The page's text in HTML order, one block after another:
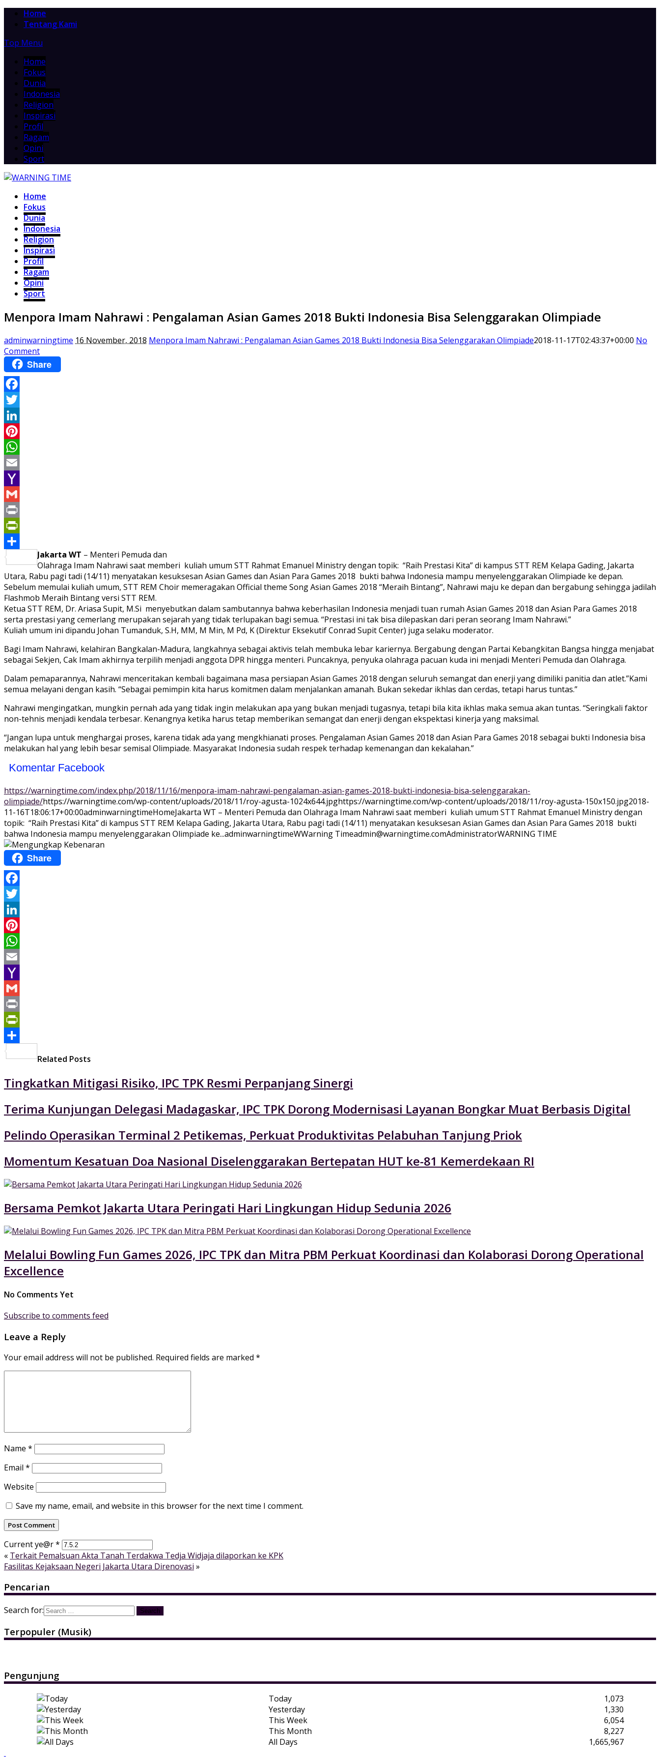
Home
Tentang Kami
Top Menu
Home
Fokus
Dunia
Indonesia
Religion
Inspirasi
Profil
Ragam
Opini
Sport
Home
Fokus
Dunia
Indonesia
Religion
Inspirasi
Profil
Ragam
Opini
Sport
Menpora Imam Nahrawi : Pengalaman Asian Games 2018 Bukti Indonesia Bisa Selenggarakan Olimpiade
adminwarningtime 16 November, 2018 Menpora Imam Nahrawi : Pengalaman Asian Games 2018 Bukti Indonesia Bisa Selenggarakan Olimpiade2018-11-17T02:43:37+00:00 No
Comment
Share
Facebook
Twitter
LinkedIn
Pinterest
WhatsApp
Email
Yahoo
Mail
Gmail
Print
PrintFriendly
Share
Jakarta WT – Menteri Pemuda dan
Olahraga Imam Nahrawi saat memberi kuliah umum STT Rahmat Emanuel Ministry dengan topik: “Raih Prestasi Kita” di kampus STT REM Kelapa Gading, Jakarta
Utara, Rabu pagi tadi (14/11) menyatakan kesuksesan Asian Games dan Asian Para Games 2018 bukti bahwa Indonesia mampu menyelenggarakan Olimpiade ke depan.
Sebelum memulai kuliah umum, STT REM Choir memeragakan Official theme Song Asian Games 2018 “Meraih Bintang”, Nahrawi maju ke depan dan bergabung sehingga jadilah
Flashmob Meraih Bintang versi STT REM.
Ketua STT REM, Dr. Ariasa Supit, M.Si menyebutkan dalam sambutannya bahwa keberhasilan Indonesia menjadi tuan rumah Asian Games 2018 dan Asian Para Games 2018
serta prestasi yang cemerlang merupakan sejarah yang tidak terlupakan bagi semua. “Prestasi ini tak bisa dilepaskan dari peran seorang Imam Nahrawi.”
Kuliah umum ini dipandu Johan Tumanduk, S.H, MM, M Min, M Pd, K (Direktur Eksekutif Conrad Supit Center) juga selaku moderator.
Bagi Imam Nahrawi, kelahiran Bangkalan-Madura, langkahnya sebagai aktivis telah membuka lebar kariernya. Bergabung dengan Partai Kebangkitan Bangsa hingga menjabat
sebagai Sekjen, Cak Imam akhirnya terpilih menjadi anggota DPR hingga menteri. Puncaknya, penyuka olahraga pacuan kuda ini menjadi Menteri Pemuda dan Olahraga.
Dalam pemaparannya, Nahrawi menceritakan kembali bagaimana masa persiapan Asian Games 2018 dengan seluruh semangat dan enerji yang dimiliki panitia dan atlet.”Kami
semua melayani dengan kasih. “Sebagai pemimpin kita harus komitmen dalam menjalankan amanah. Bukan sekedar ikhlas dan cerdas, tetapi harus tuntas.”
Nahrawi mengingatkan, mungkin pernah ada yang tidak ingin melakukan apa yang bukan menjadi tugasnya, tetapi bila kita ikhlas maka semua akan tuntas. “Seringkali faktor
non-tehnis menjadi kendala terbesar. Kenangnya ketika harus tetap memberikan semangat dan enerji dengan ekspektasi kinerja yang maksimal.
“Jangan lupa untuk menghargai proses, karena tidak ada yang mengkhianati proses. Pengalaman Asian Games 2018 dan Asian Para Games 2018 sebagai bukti Indonesia bisa
melakukan hal yang lebih besar semisal Olimpiade. Masyarakat Indonesia sudah respek terhadap kemenangan dan kekalahan.”
Komentar Facebook
https://warningtime.com/index.php/2018/11/16/menpora-imam-nahrawi-pengalaman-asian-games-2018-bukti-indonesia-bisa-selenggarakan-
olimpiade/https://warningtime.com/wp-content/uploads/2018/11/roy-agusta-1024x644.jpghttps://warningtime.com/wp-content/uploads/2018/11/roy-agusta-150x150.jpg2018-
11-16T18:06:17+00:00adminwarningtimeHomeJakarta WT – Menteri Pemuda dan Olahraga Imam Nahrawi saat memberi kuliah umum STT Rahmat Emanuel Ministry dengan
topik: “Raih Prestasi Kita” di kampus STT REM Kelapa Gading, Jakarta Utara, Rabu pagi tadi (14/11) menyatakan kesuksesan Asian Games dan Asian Para Games 2018 bukti
bahwa Indonesia mampu menyelenggarakan Olimpiade ke...adminwarningtimeWWarning Timeadmin@warningtime.comAdministratorWARNING TIME
Share
Facebook
Twitter
LinkedIn
Pinterest
WhatsApp
Email
Yahoo
Mail
Gmail
Print
PrintFriendly
Related Posts
Tingkatkan Mitigasi Risiko, IPC TPK Resmi Perpanjang Sinergi
Terima Kunjungan Delegasi Madagaskar, IPC TPK Dorong Modernisasi Layanan Bongkar Muat Berbasis Digital
Pelindo Operasikan Terminal 2 Petikemas, Perkuat Produktivitas Pelabuhan Tanjung Priok
Momentum Kesatuan Doa Nasional Diselenggarakan Bertepatan HUT ke-81 Kemerdekaan RI
Bersama Pemkot Jakarta Utara Peringati Hari Lingkungan Hidup Sedunia 2026
Melalui Bowling Fun Games 2026, IPC TPK dan Mitra PBM Perkuat Koordinasi dan Kolaborasi Dorong Operational
Excellence
No Comments Yet
Subscribe to comments feed
Leave a Reply
Your email address will not be published. Required fields are marked *
Name *
Email *
Website
Save my name, email, and website in this browser for the next time I comment.
Current ye@r*
« Terkait Pemalsuan Akta Tanah Terdakwa Tedja Widjaja dilaporkan ke KPK
Fasilitas Kejaksaan Negeri Jakarta Utara Direnovasi »
Pencarian
Search for:
Terpopuler (Musik)
Pengunjung
Today
1,073
Yesterday
1,330
This Week
6,054
This Month
8,227
All Days
1,665,967